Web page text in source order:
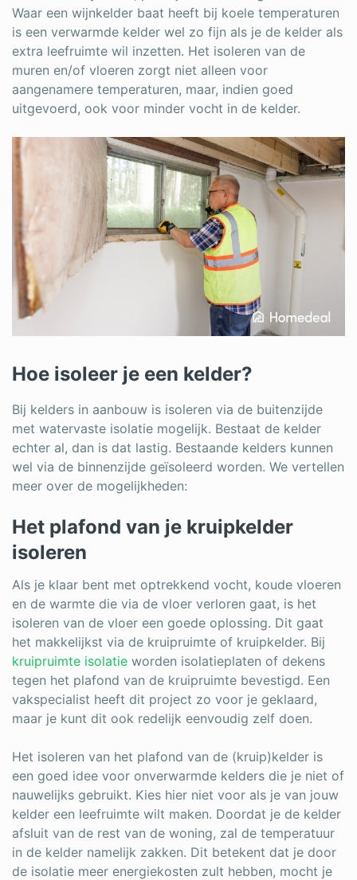
Waar een wijnkelder baat heeft bij koele temperaturen
is een verwarmde kelder wel zo fijn als je de kelder als
extra leefruimte wil inzetten. Het isoleren van de
muren en/of vloeren zorgt niet alleen voor
aangenamere temperaturen, maar, indien goed
uitgevoerd, ook voor minder vocht in de kelder.
Hoe isoleer je een kelder?
Bij kelders in aanbouw is isoleren via de buitenzijde
met watervaste isolatie mogelijk. Bestaat de kelder
echter al, dan is dat lastig. Bestaande kelders kunnen
wel via de binnenzijde geïsoleerd worden. We vertellen
meer over de mogelijkheden:
Het plafond van je kruipkelder
isoleren
Als je klaar bent met optrekkend vocht, koude vloeren
en de warmte die via de vloer verloren gaat, is het
isoleren van de vloer een goede oplossing. Dit gaat
het makkelijkst via de kruipruimte of kruipkelder. Bij
kruipruimte isolatie worden isolatieplaten of dekens
tegen het plafond van de kruipruimte bevestigd. Een
vakspecialist heeft dit project zo voor je geklaard,
maar je kunt dit ook redelijk eenvoudig zelf doen.
Het isoleren van het plafond van de (kruip)kelder is
een goed idee voor onverwarmde kelders die je niet of
nauwelijks gebruikt. Kies hier niet voor als je van jouw
kelder een leefruimte wilt maken. Doordat je de kelder
afsluit van de rest van de woning, zal de temperatuur
in de kelder namelijk zakken. Dit betekent dat je door
de isolatie meer energiekosten zult hebben, mocht je